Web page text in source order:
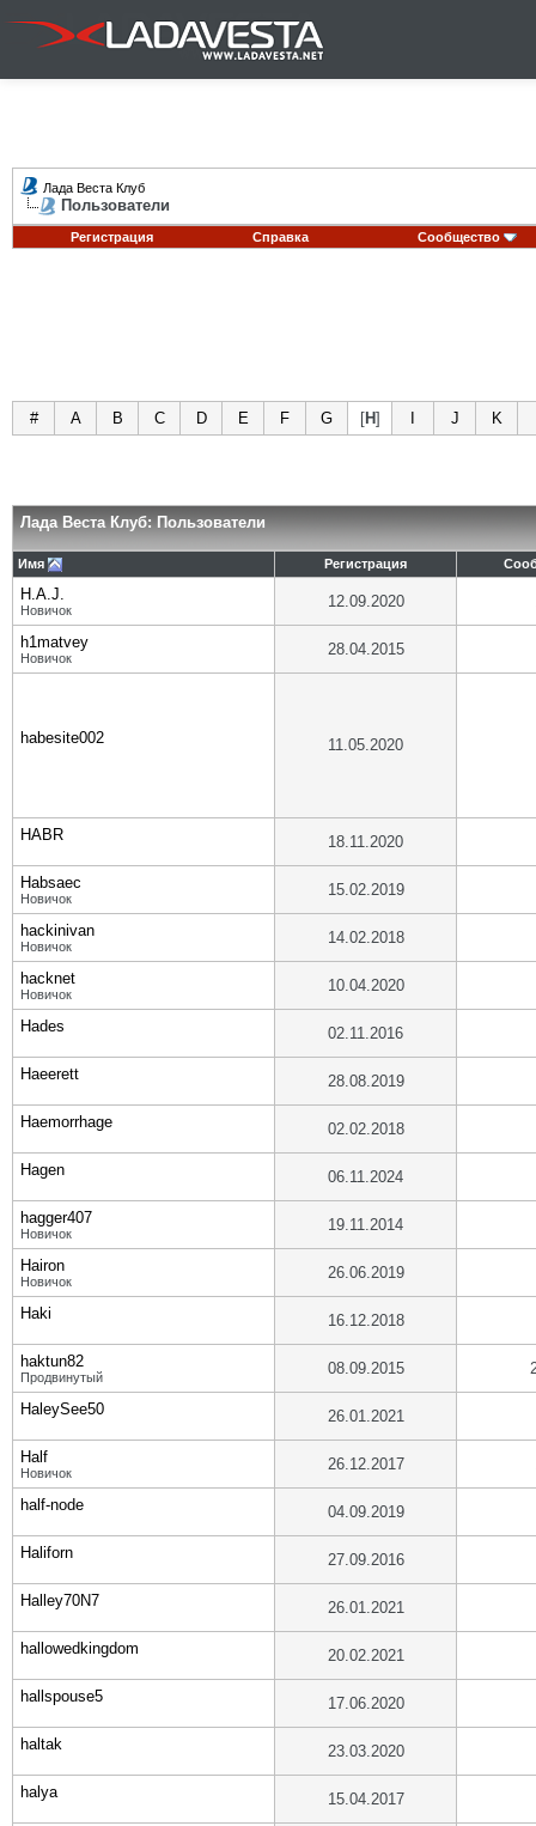
Лада Веста Клуб
Пользователи
Регистрация Справка Сообщество
# A B C D E F G [H] J K
Лада Веста Клуб: Пользователи
Имя Регистрация
H.A.J.
Новичок 12.09.2020
h1matvey
Новичок 28.04.2015
habesite002 11.05.2020
HABR 18.11.2020
Habsaec
Новичок 15.02.2019
hackinivan
Новичок 14.02.2018
hacknet
Новичок 10.04.2020
Hades 02.11.2016
Haeerett 28.08.2019
Haemorrhage 02.02.2018
Hagen 06.11.2024
hagger407
Новичок 19.11.2014
Hairon
Новичок 26.06.2019
Haki 16.12.2018
haktun82
Продвинутый 08.09.2015
HaleySee50 26.01.2021
Half
Новичок 26.12.2017
half-node 04.09.2019
Haliforn 27.09.2016
Halley70N7 26.01.2021
hallowedkingdom 20.02.2021
hallspouse5 17.06.2020
haltak 23.03.2020
halya 15.04.2017